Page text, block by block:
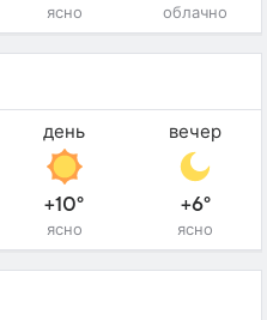
ясно облачно
день
+10°
ясно
вечер
+6°
ясно